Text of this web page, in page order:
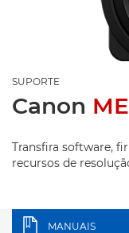
SUPORTE
Canon
Transfira software,
recursos de
MANUAIS